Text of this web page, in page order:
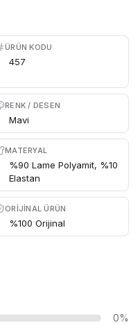
ÜRÜN KODU
457
RENK / DESEN
Mavi
MATERYAL
%90 Lame Polyamit, %10
Elastan
ORIJINAL ÜRÜN
%100 Orijinal
0%